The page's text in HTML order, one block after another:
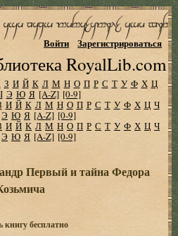
RoyalLib.com
Войти Зарегистрироваться
З И Й К Л М Н О П Р С Т У Ф Х Ц
Э Ю Я [A-Z] [0-9]
И Й К Л М Н О П Р С Т У Ф Х Ц Ч
Э Ю Я [A-Z] [0-9]
И Й К Л М Н О П Р С Т У Ф Х Ц Ч
Э Ю Я [A-Z] [0-9]
Первый и тайна Федора
книгу бесплатно